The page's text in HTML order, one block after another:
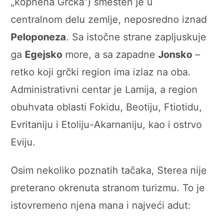
centralnom delu zemlje, neposredno iznad
Peloponeza. Sa istočne strane zapljuskuje
ga Egejsko more, a sa zapadneJonsko –
retko koji grčki region ima izlaz na oba.
Administrativni centar je Lamija, a region
obuhvata oblasti Fokidu, Beotiju, Ftiotidu,
Evritaniju i Etoliju-Akarnaniju, kao i ostrvo
Eviju.
Osim nekoliko poznatih tačaka, Sterea nije
preterano okrenuta stranom turizmu. To je
istovremeno njena mana i najveći adut: